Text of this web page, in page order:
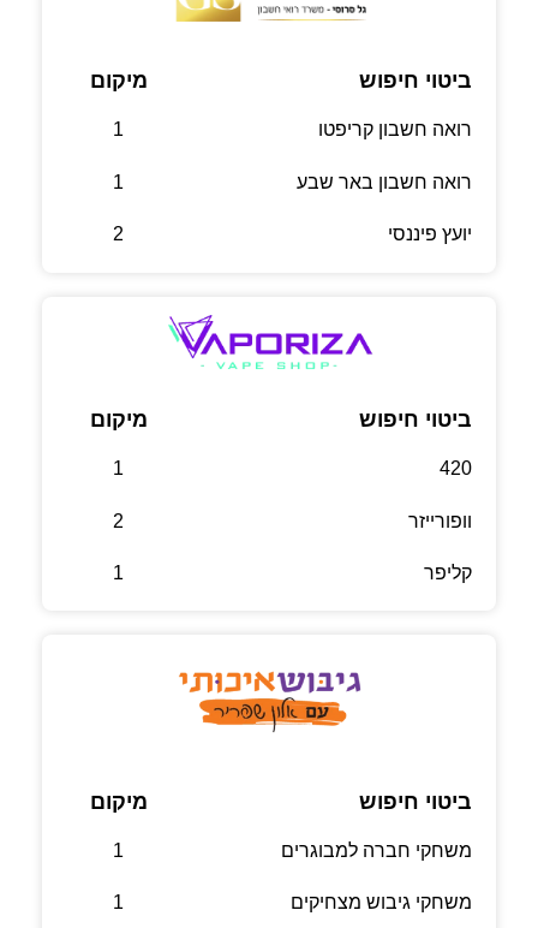
ביטוי חיפוש
רואה חשבון קריפטו
רואה חשבון באר שבע
יועץ פיננסי
מיקום
1
1
2
ביטוי חיפוש
420
וופורייזר
קליפר
מיקום
1
2
1
ביטוי חיפוש
משחקי חברה למבוגרים
משחקי גיבוש מצחיקים
מיקום
1
1